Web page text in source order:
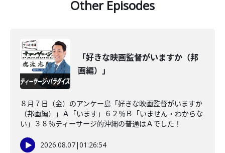
Other Episodes
「好きな映画監督がいますか（邦
画編）」
８月７日（金）のアンケー島「好きな映画監督がいますか
（邦画編）」Ａ「います」６２％Ｂ「いません・わからな
い」３８％ティーサージ的沖縄の普通はＡでした！
2026.08.07|01:26:54